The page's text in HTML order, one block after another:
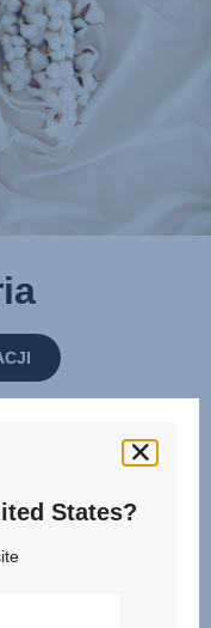
States?